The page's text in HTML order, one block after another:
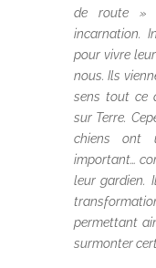
de route »
incarnation.
pour vivre
nous. Ils
sens tout ce
sur Terre.
chiens ont
important…
leur gardien.
permettant
surmonter